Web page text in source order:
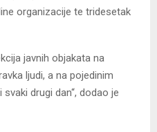
organizacije te tridesetak
javnih objakata na
ljudi, a na pojedinim
drugi dan“, dodao je